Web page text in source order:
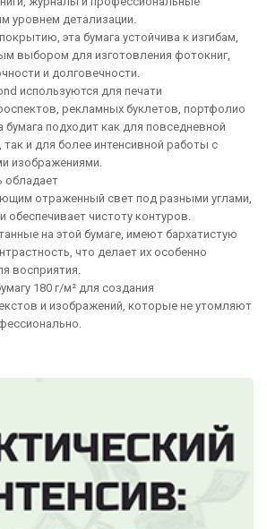
уровнем детализации.
эта бумага устойчива к изгибам,
выбором для изготовления фотокниг,
и долговечности.
используются для печати
рекламных буклетов, портфолио
подходит как для повседневной
и для более интенсивной работы с
изображениями.
обладает
отраженный свет под разными углами,
обеспечивает чистоту контуров.
на этой бумаге, имеют бархатистую
что делает их особенно
восприятия.
180 г/м² для создания
и изображений, которые не утомляют